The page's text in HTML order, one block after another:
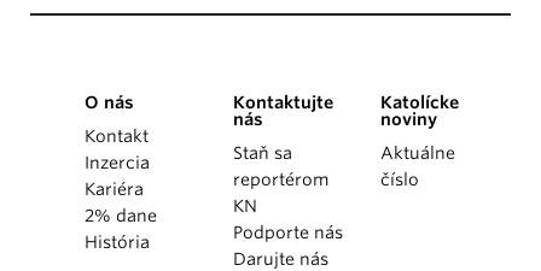
O nás
Kontakt
Inzercia
Kariéra
2% dane
História
Kontaktujte
nás
Staň sa
reportérom
KN
Podporte nás
Darujte nás
Katolícke
noviny
Aktuálne
číslo